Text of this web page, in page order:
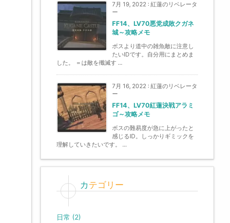
7月 19, 2022 : 紅蓮のリベレータ
ー
FF14、LV70悪党成敗クガネ
城～攻略メモ
ボスより道中の雑魚敵に注意し
たいIDです。自分用にまとめま
した。 ＝は敵を殲滅す ...
7月 16, 2022 : 紅蓮のリベレータ
ー
FF14、LV70紅蓮決戦アラミ
ゴ～攻略メモ
ボスの難易度が急に上がったと
感じるID。しっかりギミックを
理解していきたいです。 ...
カテゴリー
日常 (2)